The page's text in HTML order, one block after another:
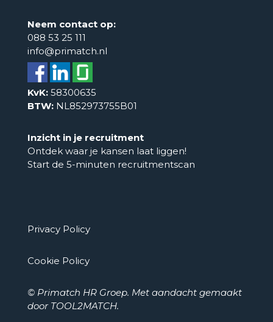
Neem contact op:
088 53 25 111
info@primatch.nl
KvK:58300635
BTW:NL852973755B01
Inzicht in je recruitment
Ontdek waar je kansen laat liggen!
Start de 5-minuten recruitmentscan
Privacy Policy
Cookie Policy
© Primatch HR Groep. Met aandacht gemaakt
door TOOL2MATCH.